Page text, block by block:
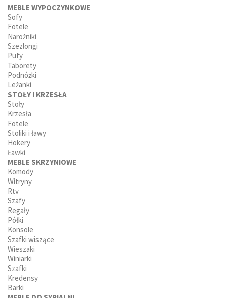
MEBLE WYPOCZYNKOWE
Sofy
Fotele
Narożniki
Szezlongi
Pufy
Taborety
Podnóżki
Leżanki
STOŁY I KRZESŁA
Stoły
Krzesła
Fotele
Stoliki i ławy
Hokery
Ławki
MEBLE SKRZYNIOWE
Komody
Witryny
Rtv
Szafy
Regały
Półki
Konsole
Szafki wiszące
Wieszaki
Winiarki
Szafki
Kredensy
Barki